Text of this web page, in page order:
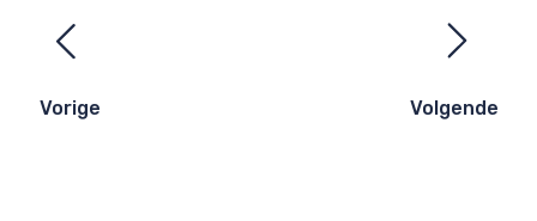
Ezelsbruggetjes
navigatie
Vorige Volgende